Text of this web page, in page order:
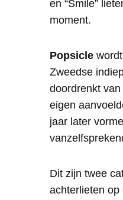
en “Smile”
moment.
Popsiclewordt
Zweedse
doordrenkt
eigen
jaar later
Dit zijn twee
achterlieten op